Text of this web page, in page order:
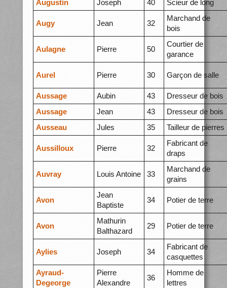
Augustin
Joseph 40 Scieur de long
Augy Jean 32
Marchand de
bois
Aulagne Pierre 50
Courtier de
garance
Aurel Pierre 30 Garçon de salle
Aussage Aubin 43
Dresseur de bois
Aussage
Jean 43
Dresseur de bois
Ausseau
Jules 35 Tailleur de pierres
Aussilloux Pierre 32
Fabricant de
draps
Auvray Louis Antoine 33
Marchand de
grains
Avon
Jean
Baptiste
34 Potier de terre
Avon
Mathurin
Balthazard
29 Potier de terre
Aylies Joseph 34
Fabricant de
casquettes
Ayraud-
Degeorge
Pierre
Alexandre
36
Homme de
lettres